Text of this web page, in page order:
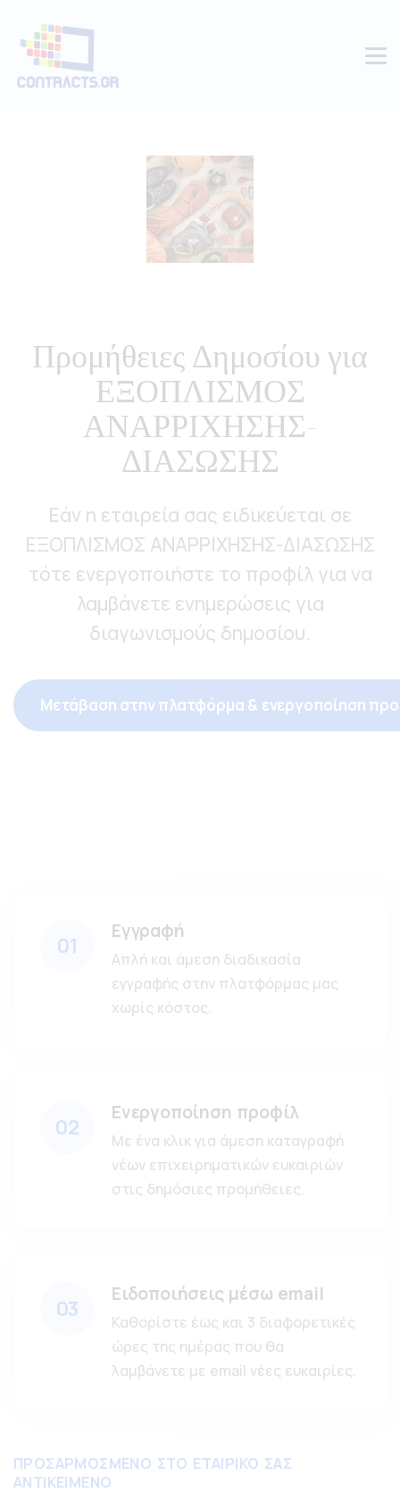
Προμήθειες Δημοσίου για
ΕΞΟΠΛΙΣΜΟΣ
ΑΝΑΡΡΙΧΗΣΗΣ-
ΔΙΑΣΩΣΗΣ
Εάν η εταιρεία σας ειδικεύεται σε
ΕΞΟΠΛΙΣΜΟΣ ΑΝΑΡΡΙΧΗΣΗΣ-ΔΙΑΣΩΣΗΣ
τότε ενεργοποιήστε το προφίλ για να
λαμβάνετε ενημερώσεις για
διαγωνισμούς δημοσίου.
Μετάβαση στην πλατφόρμα & ενεργοποίηση
01
Εγγραφή
Απλή και άμεση διαδικασία
εγγραφής στην πλατφόρμας μας
χωρίς κόστος.
02
Ενεργοποίηση προφίλ
Με ένα κλικ για άμεση καταγραφή
νέων επιχειρηματικών ευκαιριών
στις δημόσιες προμήθειες.
03
Ειδοποιήσεις μέσω email
Καθορίστε έως και 3 διαφορετικές
ώρες της ημέρας που θα
λαμβάνετε με email νέες ευκαιρίες.
ΠΡΟΣΑΡΜΟΣΜΕΝΟ ΣΤΟ ΕΤΑΙΡΙΚΟ ΣΑΣ
ΑΝΤΙΚΕΙΜΕΝΟ